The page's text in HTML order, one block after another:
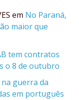
em No Paraná,
maior que
tem contratos
o 8 de outubro
guerra da
em português